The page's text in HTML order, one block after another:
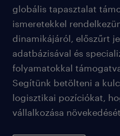
globális tapasztalat
ismeretekkel
dinamikájáról, előszűrt
adatbázisával és
folyamatokkal
Segítünk betölteni a
logisztikai pozíciókat,
vállalkozása